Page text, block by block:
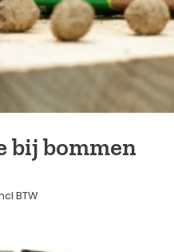
bij bommen
BTW